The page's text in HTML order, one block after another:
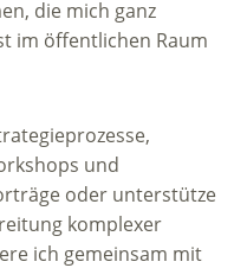
die mich ganz
im öffentlichen Raum
und
oder unterstütze
komplexer
ich gemeinsam mit